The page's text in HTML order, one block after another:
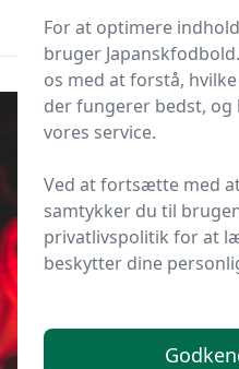
For at optimere
bruger
os med at forstå,
der fungerer bedst,
vores service.
Ved at fortsætte med
samtykker du til
privatlivspolitik for at
beskytter dine